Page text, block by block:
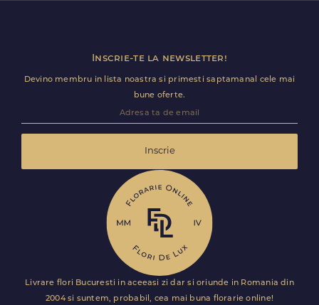
Inscrie-te la newsletter!
Devino membru in lista noastra si primesti saptamanal cele mai
bune oferte.
Inscrie
Livrare flori Bucuresti in aceeasi zi dar si oriunde in Romania din
2004 si suntem, probabil, cea mai buna florarie online!